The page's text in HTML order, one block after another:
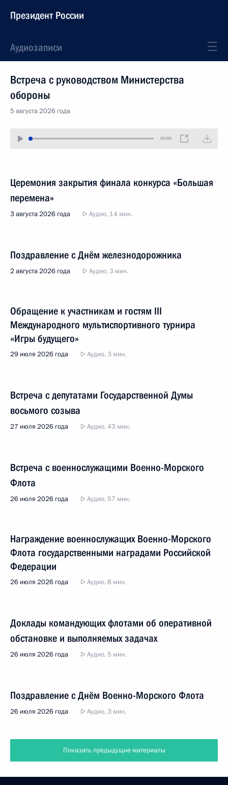
Президент России
Аудиозаписи
Встреча с руководством Министерства
обороны
5 августа 2026 года
00:00
Церемония закрытия финала конкурса «Большая
перемена»
3 августа 2026 года Аудио, 14 мин.
Поздравление с Днём железнодорожника
2 августа 2026 года Аудио, 3 мин.
Обращение к участникам и гостям III
Международного мультиспортивного турнира
«Игры будущего»
29 июля 2026 года Аудио, 3 мин.
Встреча с депутатами Государственной Думы
восьмого созыва
27 июля 2026 года Аудио, 43 мин.
Встреча с военнослужащими Военно-Морского
Флота
26 июля 2026 года Аудио, 57 мин.
Награждение военнослужащих Военно-Морского
Флота государственными наградами Российской
Федерации
26 июля 2026 года Аудио, 8 мин.
Доклады командующих флотами об оперативной
обстановке и выполняемых задачах
26 июля 2026 года Аудио, 5 мин.
Поздравление с Днём Военно-Морского Флота
26 июля 2026 года Аудио, 3 мин.
Показать предыдущие материалы